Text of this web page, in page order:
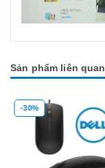
Sản phẩm liên quan
-21%
Mua hàng